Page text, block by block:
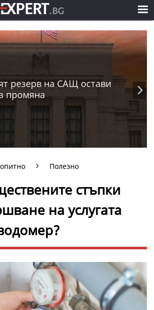
резерв на САЩ остави
промяна
Полезно
стъпки
на услугата